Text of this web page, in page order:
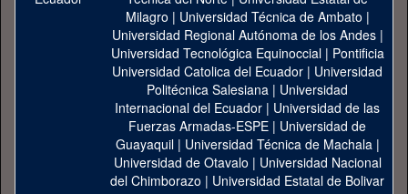
Milagro | Universidad Técnica de Ambato |
Universidad Regional Autónoma de los Andes|
Universidad Tecnológica Equinoccial| Pontificia
Universidad Catolica del Ecuador | Universidad
Politécnica Salesiana | Universidad
Internacional del Ecuador | Universidad de las
Fuerzas Armadas-ESPE | Universidad de
Guayaquil| Universidad Técnica de Machala|
Universidad de Otavalo | Universidad Nacional
del Chimborazo | Universidad Estatal de Bolivar